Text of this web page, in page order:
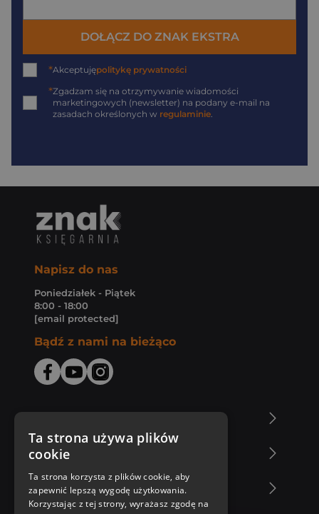
DOŁĄCZ DO ZNAK EKSTRA
*Akceptujępolitykę prywatności
*Zgadzam się na otrzymywanie wiadomości
marketingowych (newsletter) na podany e-mail na
zasadach określonych w regulaminie.
Napisz do nas
Poniedziałek - Piątek
8:00 - 18:00
[email protected]
Bądź z nami na bieżąco
Zakupy u nas
Nasza oferta
Ta strona używa plików
cookie
Ta strona korzysta z plików cookie, aby
zapewnić lepszą wygodę użytkowania.
Korzystając z tej strony, wyrażasz zgodę na